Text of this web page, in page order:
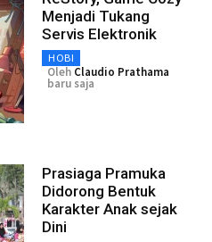
Menjadi Tukang
Servis Elektronik
HOBI
Oleh Claudio Prathama
baru saja
Prasiaga Pramuka
Didorong Bentuk
Karakter Anak sejak
Dini